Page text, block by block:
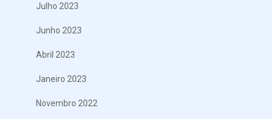
Julho 2023
Junho 2023
Abril 2023
Janeiro 2023
Novembro 2022